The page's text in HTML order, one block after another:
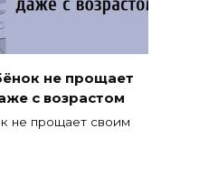
не прощает
с возрастом
не прощает своим